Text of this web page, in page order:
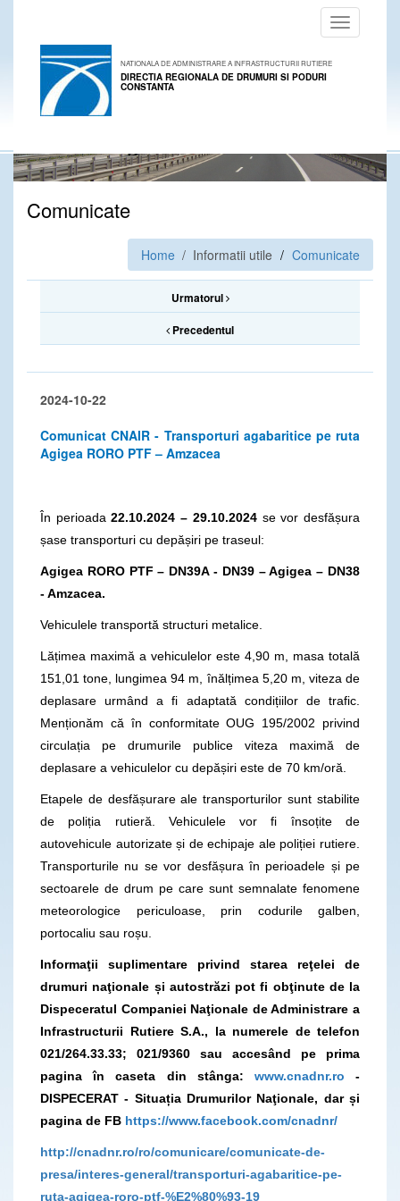
Toggle
navigation
NATIONALA DE ADMINISTRARE A INFRASTRUCTURII RUTIERE
DIRECTIA REGIONALA DE DRUMURI SI PODURI
CONSTANTA
Comunicate
Home / Informatii utile Comunicate
Urmatorul
Precedentul
2024-10-22
Comunicat CNAIR - Transporturi agabaritice pe ruta
Agigea RORO PTF – Amzacea
În perioada22.10.2024 – 29.10.2024 se vor desfășura
șase transporturi cu depășiri pe traseul:
Agigea RORO PTF – DN39A - DN39 – Agigea – DN38
- Amzacea.
Vehiculele transportă structuri metalice.
Lățimea maximă a vehiculelor este 4,90 m, masa totală
151,01 tone, lungimea 94 m, înălțimea 5,20 m, viteza de
deplasare urmând a fi adaptată condițiilor de trafic.
Menționăm că în conformitate OUG 195/2002 privind
circulația pe drumurile publice viteza maximă de
deplasare a vehiculelor cu depășiri este de 70 km/oră.
Etapele de desfășurare ale transporturilor sunt stabilite
de poliția rutieră. Vehiculele vor fi însoțite de
autovehicule autorizate și de echipaje ale poliției rutiere.
Transporturile nu se vor desfășura în perioadele și pe
sectoarele de drum pe care sunt semnalate fenomene
meteorologice periculoase, prin codurile galben,
portocaliu sau roșu.
Informaţii suplimentare privind starea reţelei de
drumuri naţionale și autostrăzi pot fi obţinute de la
Dispeceratul Companiei Naţionale de Administrare a
Infrastructurii Rutiere S.A., la numerele de telefon
021/264.33.33; 021/9360 sau accesând pe prima
pagina în caseta din stânga: www.cnadnr.ro -
DISPECERAT - Situația Drumurilor Naţionale, dar și
pagina de FB https://www.facebook.com/cnadnr/
http://cnadnr.ro/ro/comunicare/comunicate-de-
presa/interes-general/transporturi-agabaritice-pe-
ruta-agigea-roro-ptf-%E2%80%93-19